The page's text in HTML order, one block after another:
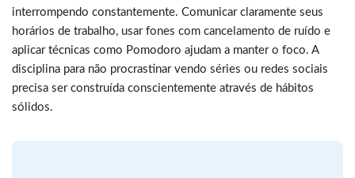
interrompendo constantemente. Comunicar claramente seus
horários de trabalho, usar fones com cancelamento de ruído e
aplicar técnicas como Pomodoro ajudam a manter o foco. A
disciplina para não procrastinar vendo séries ou redes sociais
precisa ser construída conscientemente através de hábitos
sólidos.